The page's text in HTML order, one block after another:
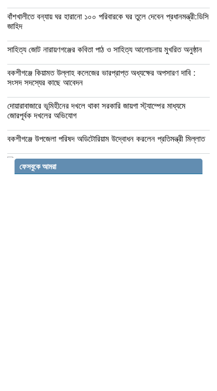
বাঁশখালীতে বন্যায় ঘর হারানো ১০০ পরিবারকে ঘর তুলে দেবেন প্রধানমন্ত্রী:ডিসি
জাহিদ
সাহিত্য জোট নারায়ণগঞ্জের কবিতা পাঠ ও সাহিত্য আলোচনায় মুখরিত অনুষ্ঠান
বকশীগঞ্জে কিয়ামত উল্লাহ কলেজের ভারপ্রাপ্ত অধ্যক্ষের অপসারণ দাবি :
সংসদ সদস্যের কাছে আবেদন
দোয়ারাবাজারে ভূমিহীনের দখলে থাকা সরকারি জায়গা স্ট্যাম্পের মাধ্যমে
জোরপূর্বক দখলের অভিযোগ
বকশীগঞ্জে উপজেলা পরিষদ অডিটোরিয়াম উদ্বোধন করলেন প্রতিমন্ত্রী মিল্লাত
মতলব উত্তর উপজেলায় ট্রান্সফরমার চুরির ঘটনায়
বিদ্যুৎবিহীন অর্ধশতাধিক পরিবার
ফেসবুকে আমরা